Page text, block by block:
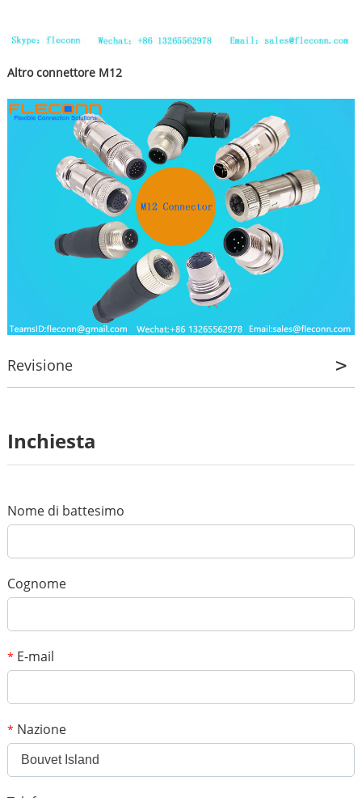
Altro connettore M12
Revisione
Revisione
Nome
*Messaggio
Inchiesta
Nome di battesimo
Cognome
* E-mail
* Nazione
Bouvet Island